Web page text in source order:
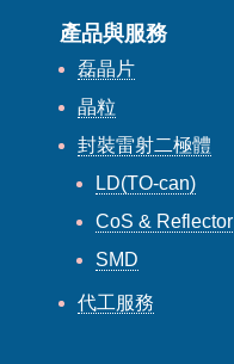
產品與服務
磊晶片
晶粒
封裝雷射二極體
LD(TO-can)
CoS & Reflector
SMD
代工服務